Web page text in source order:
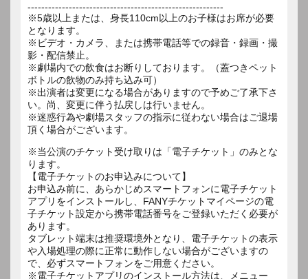
---------------------------------------------------------
※5歳以上または、身長110cm以上のお子様はお席が必要
となります。
※ビデオ・カメラ、または携帯電話等での録音・録画・撮
影・配信禁止。
※劇場内での飲食はお断りしております。（蓋つきペット
ボトルの飲物のみ持ち込み可）
※出演者は変更になる場合がありますので予めご了承下さ
い。尚、変更に伴う払戻しは行いません。
※迷惑行為や劇場スタッフの指示に従わない場合はご退場
※当公演のチケット受け取りは「電子チケット」のみとな
ります。
【電子チケットのお申込みについて】
お申込み前に、あらかじめスマートフォンに電子チケット
アプリをインストールし、FANYチケットマイページの電
子チケット設定から携帯電話番号をご登録いただく必要が
あります。
タブレット端末は推奨環境外となり、電子チケットの表示
や入場処理の際に正常に動作しない場合がございますの
で、必ずスマートフォンをご用意ください。
※電子チケットアプリのインストール方法は、メニュー